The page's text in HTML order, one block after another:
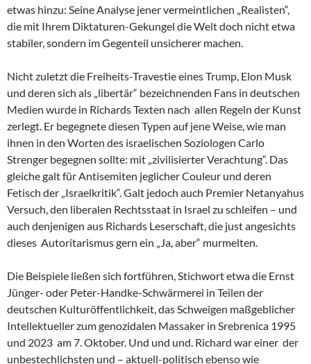
etwas hinzu: Seine Analyse jener vermeintlichen „Realisten“,
die mit Ihrem Diktaturen-Gekungel die Welt doch nicht etwa
stabiler, sondern im Gegenteil unsicherer machen.
Nicht zuletzt die Freiheits-Travestie eines Trump, Elon Musk
und deren sich als „libertär“ bezeichnenden Fans in deutschen
Medien wurde in Richards Texten nach allen Regeln der Kunst
zerlegt. Er begegnete diesen Typen auf jene Weise, wie man
ihnen in den Worten des israelischen Soziologen Carlo
Strenger begegnen sollte: mit „zivilisierter Verachtung“. Das
gleiche galt für Antisemiten jeglicher Couleur und deren
Fetisch der „Israelkritik“. Galt jedoch auch Premier Netanyahus
Versuch, den liberalen Rechtsstaat in Israel zu schleifen – und
auch denjenigen aus Richards Leserschaft, die just angesichts
dieses Autoritarismus gern ein „Ja, aber“ murmelten.
Die Beispiele ließen sich fortführen, Stichwort etwa die Ernst
Jünger- oder Peter-Handke-Schwärmerei in Teilen der
deutschen Kulturöffentlichkeit, das Schweigen maßgeblicher
Intellektueller zum genozidalen Massaker in Srebrenica 1995
und 2023 am 7. Oktober. Und und und. Richard war einer der
unbestechlichsten und – aktuell-politisch ebenso wie